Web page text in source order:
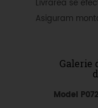
Livrarea se
Asiguram
Galerie
Model